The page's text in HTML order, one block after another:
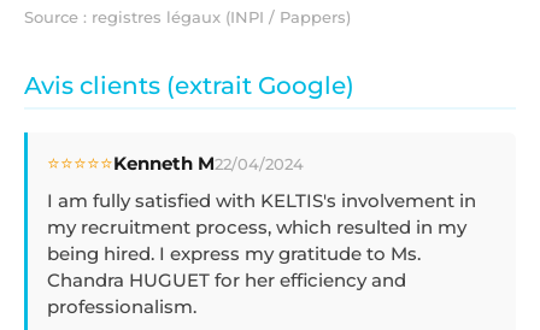
Source : registres légaux (INPI / Pappers)
Avis clients (extrait Google)
⭐⭐⭐⭐⭐Kenneth M22/04/2024
I am fully satisfied with KELTIS's involvement in
my recruitment process, which resulted in my
being hired. I express my gratitude to Ms.
Chandra HUGUET for her efficiency and
professionalism.